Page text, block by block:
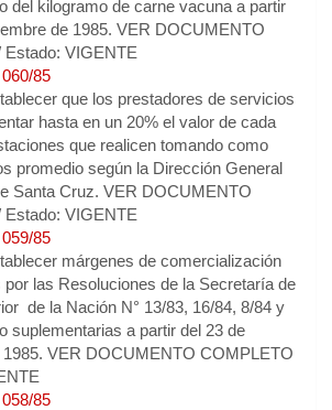
del kilogramo de carne vacuna a partir
de 1985. VER DOCUMENTO
VIGENTE
85
que los prestadores de servicios
hasta en un 20% el valor de cada
que realicen tomando como
promedio según la Dirección General
Santa Cruz. VER DOCUMENTO
VIGENTE
85
márgenes de comercialización
por las Resoluciones de la Secretaría de
de la Nación N° 13/83, 16/84, 8/84 y
suplementarias a partir del 23 de
1985. VER DOCUMENTO COMPLETO
85